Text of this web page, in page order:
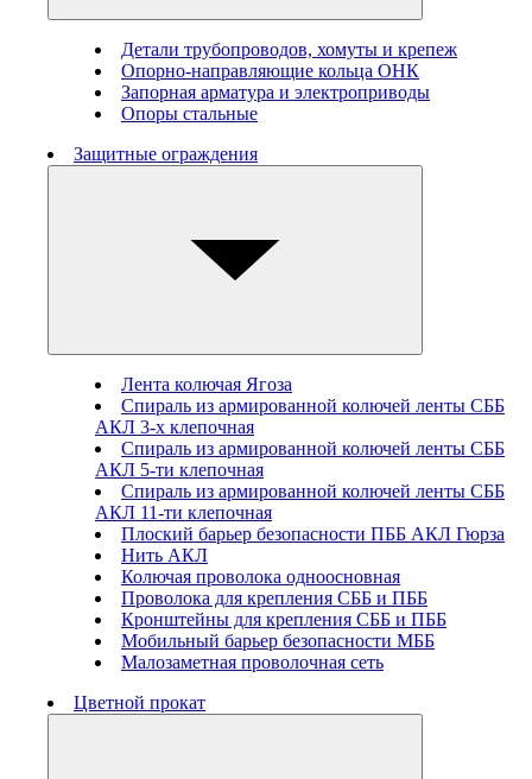
Детали трубопроводов, хомуты и крепеж
Опорно-направляющие кольца ОНК
Запорная арматура и электроприводы
Опоры стальные
Защитные ограждения
Лента колючая Ягоза
Спираль из армированной колючей ленты СББ
АКЛ 3-х клепочная
Спираль из армированной колючей ленты СББ
АКЛ 5-ти клепочная
Спираль из армированной колючей ленты СББ
АКЛ 11-ти клепочная
Плоский барьер безопасности ПББ АКЛ Гюрза
Нить АКЛ
Колючая проволока одноосновная
Проволока для крепления СББ и ПББ
Кронштейны для крепления СББ и ПББ
Мобильный барьер безопасности МББ
Малозаметная проволочная сеть
Цветной прокат